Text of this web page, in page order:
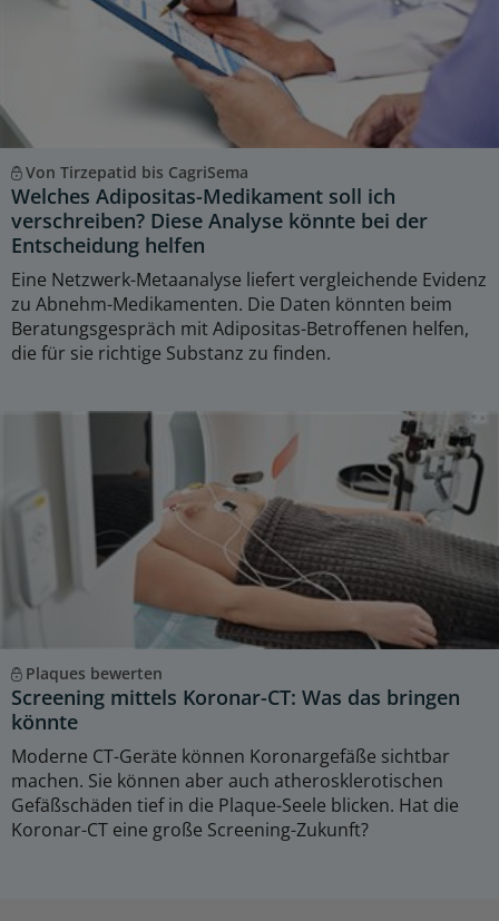
Von Tirzepatid bis CagriSema
Welches Adipositas-Medikament soll ich
verschreiben? Diese Analyse könnte bei der
Entscheidung helfen
Eine Netzwerk-Metaanalyse liefert vergleichende Evidenz
zu Abnehm-Medikamenten. Die Daten könnten beim
Beratungsgespräch mit Adipositas-Betroffenen helfen,
die für sie richtige Substanz zu finden.
Plaques bewerten
Screening mittels Koronar-CT: Was das bringen
könnte
Moderne CT-Geräte können Koronargefäße sichtbar
machen. Sie können aber auch atherosklerotischen
Gefäßschäden tief in die Plaque-Seele blicken. Hat die
Koronar-CT eine große Screening-Zukunft?